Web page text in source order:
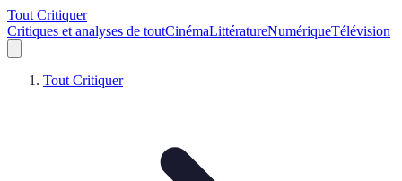
Tout Critiquer
Critiques et analyses de toutCinémaLittératureNumériqueTélévision
Tout Critiquer